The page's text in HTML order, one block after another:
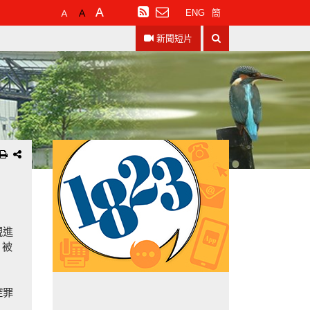
預
設
體
大
小
較
大
字
體
最
大
字
體
訂
閱
RSS
ENG 簡
新聞短片
尋
進
被
罪